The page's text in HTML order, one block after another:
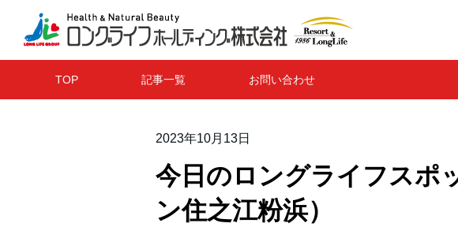
TOP 記事一覧 お問い合わせ
2023年10月13日
今日のロングライフスポ
ン住之江粉浜）